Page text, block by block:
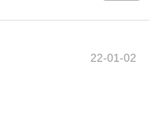
22-01-02